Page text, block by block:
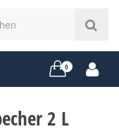
0
2 L